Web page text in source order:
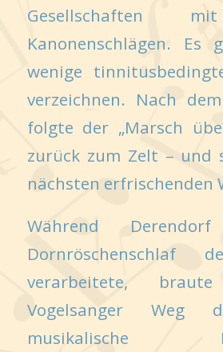
Gesellschaften
Kanonenschlägen.
wenige
verzeichnen. Nach
folgte der „Marsch
zurück zum Zelt – und
nächsten erfrischenden
Während
Dornröschenschlaf
verarbeitete,
Vogelsanger Weg
musikalische